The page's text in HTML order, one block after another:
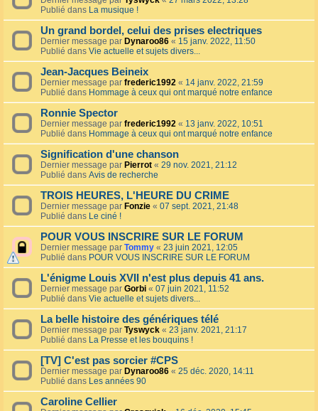
Publié dans La musique !
Un grand bordel, celui des prises electriques
Dernier message par Dynaroo86 « 15 janv. 2022, 11:50
Publié dans Vie actuelle et sujets divers...
Jean-Jacques Beineix
Dernier message par frederic1992 « 14 janv. 2022, 21:59
Publié dans Hommage à ceux qui ont marqué notre enfance
Ronnie Spector
Dernier message par frederic1992 « 13 janv. 2022, 10:51
Publié dans Hommage à ceux qui ont marqué notre enfance
Signification d'une chanson
Dernier message par Pierrot « 29 nov. 2021, 21:12
Publié dans Avis de recherche
TROIS HEURES, L'HEURE DU CRIME
Dernier message par Fonzie « 07 sept. 2021, 21:48
Publié dans Le ciné !
POUR VOUS INSCRIRE SUR LE FORUM
Dernier message par Tommy « 23 juin 2021, 12:05
Publié dans POUR VOUS INSCRIRE SUR LE FORUM
L'énigme Louis XVII n'est plus depuis 41 ans.
Dernier message par Gorbi « 07 juin 2021, 11:52
Publié dans Vie actuelle et sujets divers...
La belle histoire des génériques télé
Dernier message par Tyswyck « 23 janv. 2021, 21:17
Publié dans La Presse et les bouquins !
[TV] C'est pas sorcier #CPS
Dernier message par Dynaroo86 « 25 déc. 2020, 14:11
Publié dans Les années 90
Caroline Cellier